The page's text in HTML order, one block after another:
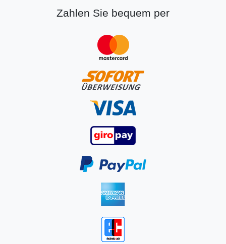
Zahlen Sie bequem per